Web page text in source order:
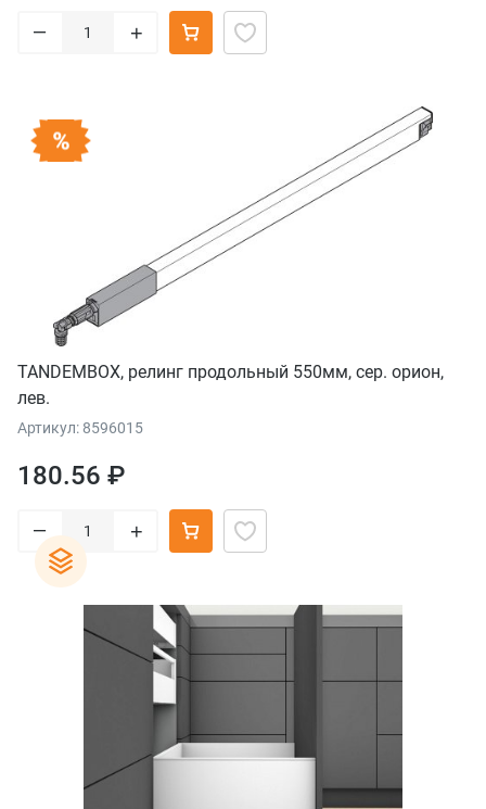
– +
TANDEMBOX, релинг продольный 550мм, сер. орион,
лев.
Артикул: 8596015
180.56 ₽
– +